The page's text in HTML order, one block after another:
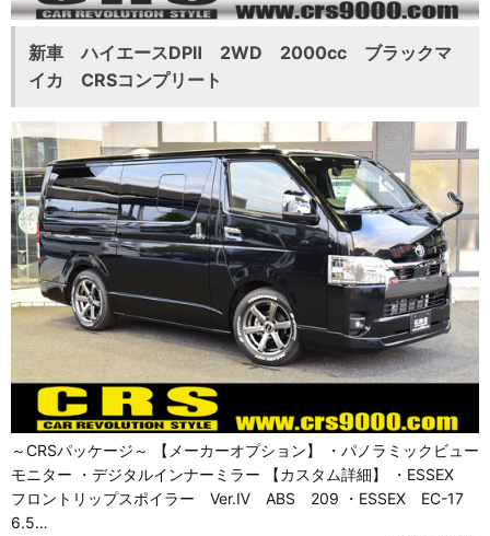
新車 ハイエースDPⅡ 2WD 2000cc ブラックマ
イカ CRSコンプリート
～CRSパッケージ～ 【メーカーオプション】 ・パノラミックビュー
モニター ・デジタルインナーミラー 【カスタム詳細】 ・ESSEX
フロントリップスポイラー Ver.Ⅳ ABS 209 ・ESSEX EC-17
6.5…